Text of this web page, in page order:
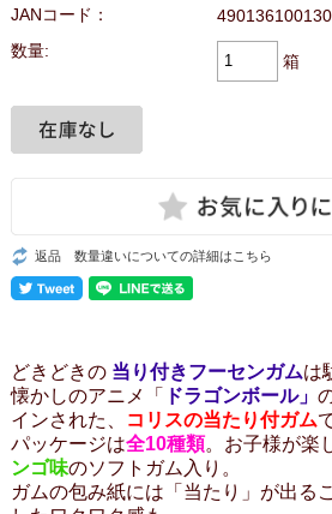
JANコード：
数量:
箱
返品 数量違いについての詳細はこちら
どきどきの 当り付きフーセンガムは
懐かしのアニメ「
ドラゴンボール」
インされた、
コリスの当たり付ガム
パッケージは全10種類。お子様が楽
ンゴ味のソフトガム入り。
ガムの包み紙には「当たり」が出る